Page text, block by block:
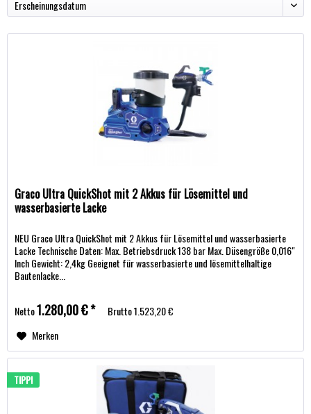
Graco Ultra QuickShot mit 2 Akkus für Lösemittel und
wasserbasierte Lacke
NEU Graco Ultra QuickShot mit 2 Akkus für Lösemittel und wasserbasierte
Lacke Technische Daten: Max. Betriebsdruck 138 bar Max. Düsengröße 0,016"
Inch Gewicht: 2,4kg Geeignet für wasserbasierte und lösemittelhaltige
Bautenlacke...
Netto1.280,00 € * Brutto1.523,20 €
Merken
TIPP!